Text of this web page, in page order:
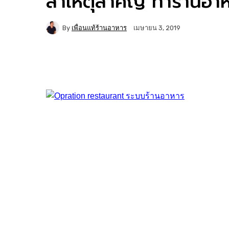
By เพื่อนแท้ร้านอาหาร เมษายน 3, 2019